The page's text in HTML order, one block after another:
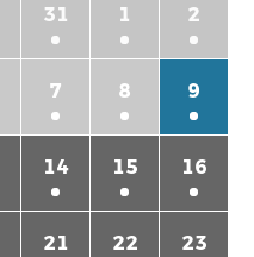
31 1 2
7 8 9
14 15 16
21 22 23